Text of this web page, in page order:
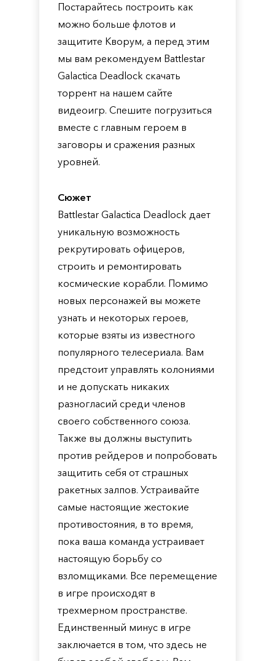
Постарайтесь построить как
можно больше флотов и
защитите Кворум, а перед этим
мы вам рекомендуем Battlestar
Galactica Deadlock скачать
торрент на нашем сайте
видеоигр. Спешите погрузиться
вместе с главным героем в
заговоры и сражения разных
уровней.
Сюжет
Battlestar Galactica Deadlock дает
уникальную возможность
рекрутировать офицеров,
строить и ремонтировать
космические корабли. Помимо
новых персонажей вы можете
узнать и некоторых героев,
которые взяты из известного
популярного телесериала. Вам
предстоит управлять колониями
и не допускать никаких
разногласий среди членов
своего собственного союза.
Также вы должны выступить
против рейдеров и попробовать
защитить себя от страшных
ракетных залпов. Устраивайте
самые настоящие жестокие
противостояния, в то время,
пока ваша команда устраивает
настоящую борьбу со
взломщиками. Все перемещение
в игре происходят в
трехмерном пространстве.
Единственный минус в игре
заключается в том, что здесь не